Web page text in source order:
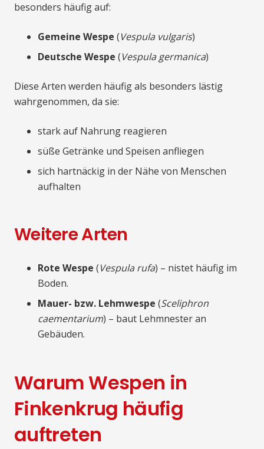
besonders häufig auf:
Gemeine Wespe (Vespula vulgaris)
Deutsche Wespe (Vespula germanica)
Diese Arten werden häufig als besonders lästig
wahrgenommen, da sie:
stark auf Nahrung reagieren
süße Getränke und Speisen anfliegen
sich hartnäckig in der Nähe von Menschen
aufhalten
Weitere Arten
Rote Wespe (Vespula rufa) – nistet häufig im
Boden.
Mauer- bzw. Lehmwespe (Sceliphron
caementarium) – baut Lehmnester an
Gebäuden.
Warum Wespen in
Finkenkrug häufig
auftreten